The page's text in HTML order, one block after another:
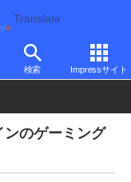
Translate
検索 Impressサイト
ォン ゲーミングノー
のゲーミング